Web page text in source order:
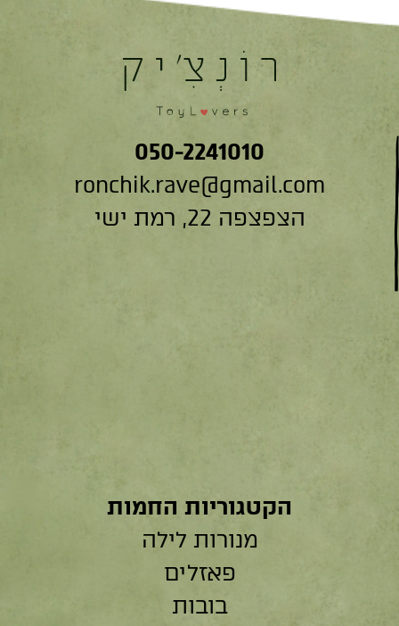
050-2241010
ronchik.rave@gmail.com
הצפצפה 22, רמת ישי
הקטגוריות החמות
מנורות לילה
פאזלים
בובות